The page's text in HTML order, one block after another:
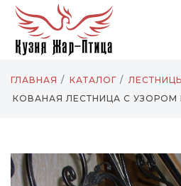
ГЛАВНАЯ КАТАЛОГ
КОВАНАЯ ЛЕСТНИЦА С УЗОРОМ